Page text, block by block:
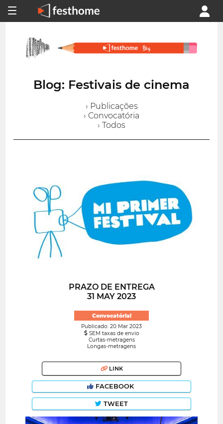
Blog: Festivais de cinema
› Publicações
› Convocatória
› Todos
PRAZO DE ENTREGA
31 MAY 2023
Convocatória!
Publicado: 20 Mar 2023
SEM taxas de envio
Curtas-metragens
Longas-metragens
LINK
FACEBOOK
TWEET